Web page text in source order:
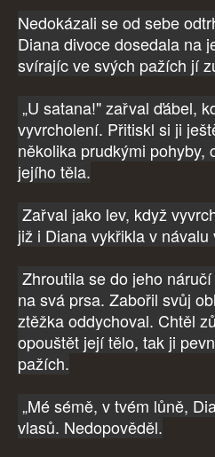
Nedokázali se od sebe
Diana divoce dosedala na
svírajíc ve svých pažích jí
„U satana!" zařval ďábel,
vyvrcholení. Přitiskl si ji
několika prudkými pohyby,
jejího těla.
Zařval jako lev, když
již i Diana vykřikla v
Zhroutila se do jeho
na svá prsa. Zabořil svůj
ztěžka oddychoval. Chtěl
opouštět její tělo, tak ji
pažích.
„Mé sémě, v tvém lůně,
vlasů. Nedopověděl.